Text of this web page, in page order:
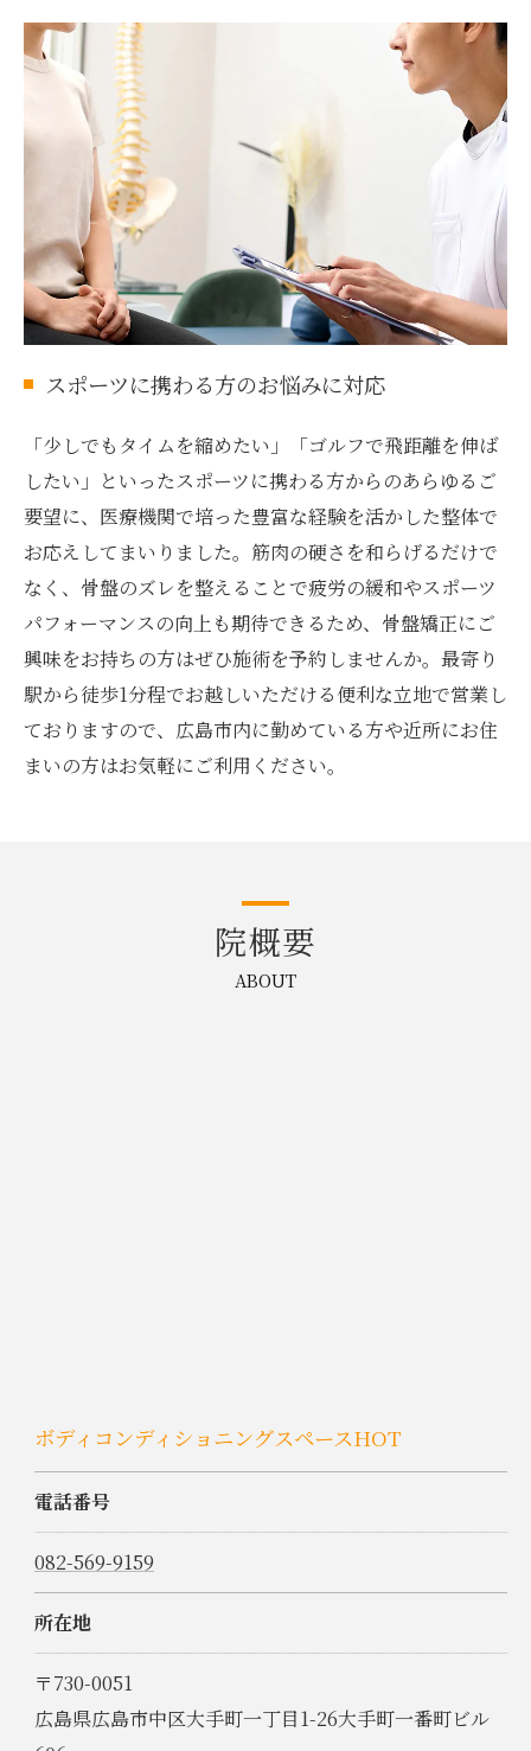
スポーツに携わる方のお悩みに対応
「少しでもタイムを縮めたい」「ゴルフで飛距離を伸ば
したい」といったスポーツに携わる方からのあらゆるご
要望に、医療機関で培った豊富な経験を活かした整体で
お応えしてまいりました。筋肉の硬さを和らげるだけで
なく、骨盤のズレを整えることで疲労の緩和やスポーツ
パフォーマンスの向上も期待できるため、骨盤矯正にご
興味をお持ちの方はぜひ施術を予約しませんか。最寄り
駅から徒歩1分程でお越しいただける便利な立地で営業し
ておりますので、広島市内に勤めている方や近所にお住
まいの方はお気軽にご利用ください。
院概要
ABOUT
ボディコンディショニングスペースHOT
電話番号
082-569-9159
所在地
〒730-0051
広島県広島市中区大手町一丁目1-26大手町一番町ビル